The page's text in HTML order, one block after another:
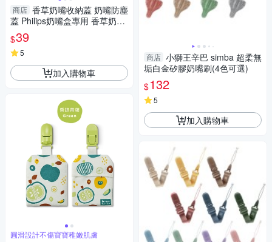
商店 香草奶嘴收納蓋 奶嘴防塵
蓋 Philips奶嘴盒專用 香草奶嘴
防塵蓋 飛利浦 0045
$39
5
加入購物車
圓滑設計不傷寶寶稚嫩肌膚
商店 小獅王辛巴 simba 超柔無
垢白金矽膠奶嘴刷(4色可選)
$132
5
加入購物車